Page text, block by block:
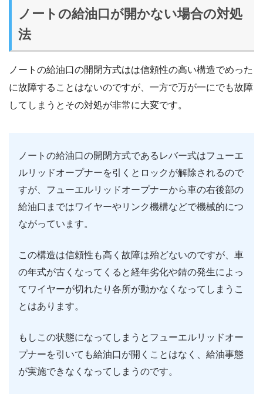
ノートの給油口が開かない場合の対処
法
ノートの給油口の開閉方式はは信頼性の高い構造でめった
に故障することはないのですが、一方で万が一にでも故障
してしまうとその対処が非常に大変です。
ノートの給油口の開閉方式であるレバー式はフューエ
ルリッドオープナーを引くとロックが解除されるので
すが、フューエルリッドオープナーから車の右後部の
給油口まではワイヤーやリンク機構などで機械的につ
ながっています。
この構造は信頼性も高く故障は殆どないのですが、車
の年式が古くなってくると経年劣化や錆の発生によっ
てワイヤーが切れたり各所が動かなくなってしまうこ
とはあります。
もしこの状態になってしまうとフューエルリッドオー
プナーを引いても給油口が開くことはなく、給油事態
が実施できなくなってしまうのです。